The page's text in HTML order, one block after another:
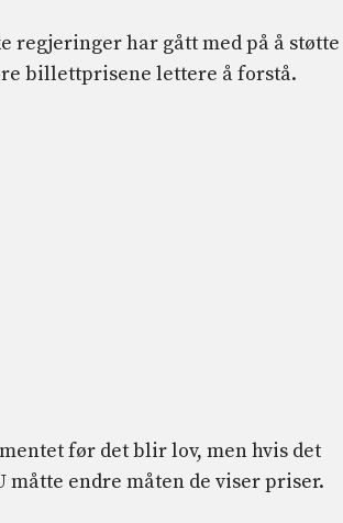
regjeringer har gått med på å støtte
billettprisene lettere å forstå.
før det blir lov, men hvis det
endre måten de viser priser.